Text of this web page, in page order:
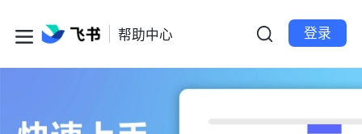
帮助中心 登录